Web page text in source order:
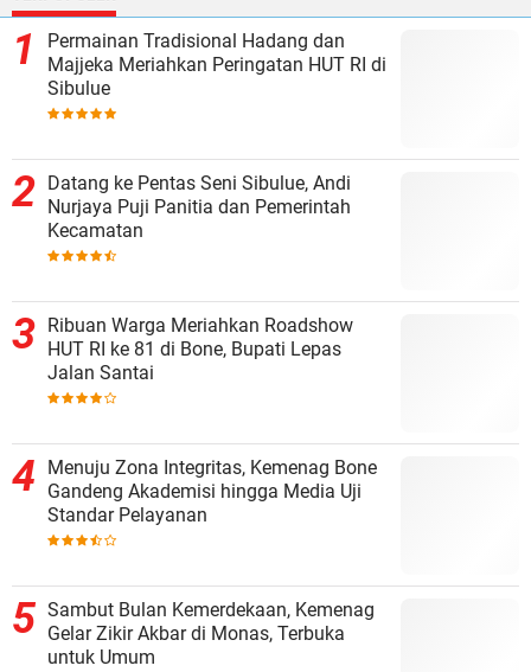
Permainan Tradisional Hadang dan
Majjeka Meriahkan Peringatan HUT RI di
Sibulue
Datang ke Pentas Seni Sibulue, Andi
Nurjaya Puji Panitia dan Pemerintah
Kecamatan
Ribuan Warga Meriahkan Roadshow
HUT RI ke 81 di Bone, Bupati Lepas
Jalan Santai
Menuju Zona Integritas, Kemenag Bone
Gandeng Akademisi hingga Media Uji
Standar Pelayanan
Sambut Bulan Kemerdekaan, Kemenag
Gelar Zikir Akbar di Monas, Terbuka
untuk Umum